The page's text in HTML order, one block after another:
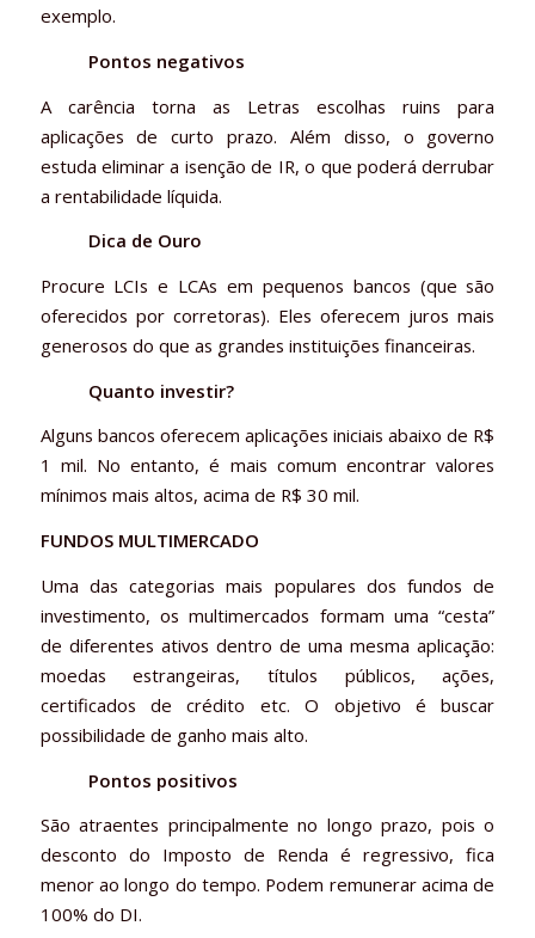
exemplo.
Pontos negativos
A carência torna as Letras escolhas ruins para
aplicações de curto prazo. Além disso, o governo
estuda eliminar a isenção de IR, o que poderá derrubar
a rentabilidade líquida.
Dica de Ouro
Procure LCIs e LCAs em pequenos bancos (que são
oferecidos por corretoras). Eles oferecem juros mais
generosos do que as grandes instituições financeiras.
Quanto investir?
Alguns bancos oferecem aplicações iniciais abaixo de R$
1 mil. No entanto, é mais comum encontrar valores
mínimos mais altos, acima de R$ 30 mil.
FUNDOS MULTIMERCADO
Uma das categorias mais populares dos fundos de
investimento, os multimercados formam uma “cesta”
de diferentes ativos dentro de uma mesma aplicação:
moedas estrangeiras, títulos públicos, ações,
certificados de crédito etc. O objetivo é buscar
possibilidade de ganho mais alto.
Pontos positivos
São atraentes principalmente no longo prazo, pois o
desconto do Imposto de Renda é regressivo, fica
menor ao longo do tempo. Podem remunerar acima de
100% do DI.